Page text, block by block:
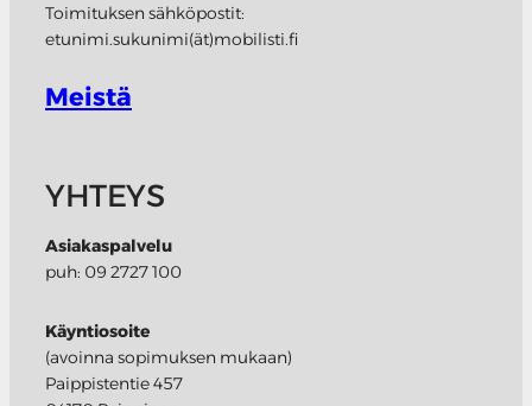
Toimituksen sähköpostit:
etunimi.sukunimi(ät)mobilisti.fi
Meistä
YHTEYS
Asiakaspalvelu
puh: 09 2727 100
Käyntiosoite
(avoinna sopimuksen mukaan)
Paippistentie 457